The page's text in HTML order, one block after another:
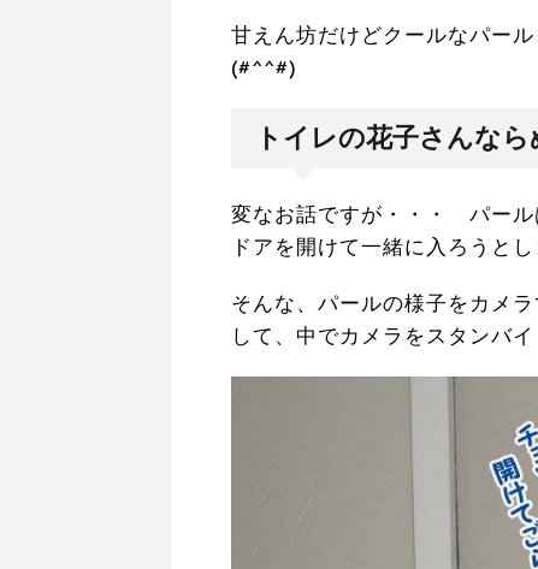
甘えん坊だけどクールなパー
(#^^#)
トイレの花子さんな
変なお話ですが・・・ パール
ドアを開けて一緒に入ろうと
そんな、パールの様子をカメ
して、中でカメラをスタンバ